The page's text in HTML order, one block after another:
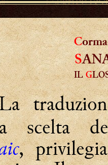
C
S
ILG
scelta
,